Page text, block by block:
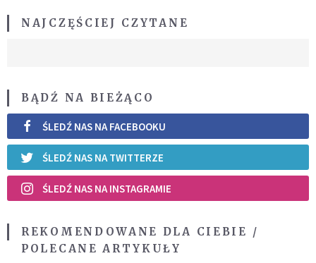
NAJCZĘŚCIEJ CZYTANE
BĄDŹ NA BIEŻĄCO
ŚLEDŹ NAS NA FACEBOOKU
ŚLEDŹ NAS NA TWITTERZE
ŚLEDŹ NAS NA INSTAGRAMIE
REKOMENDOWANE DLA CIEBIE /
POLECANE ARTYKUŁY